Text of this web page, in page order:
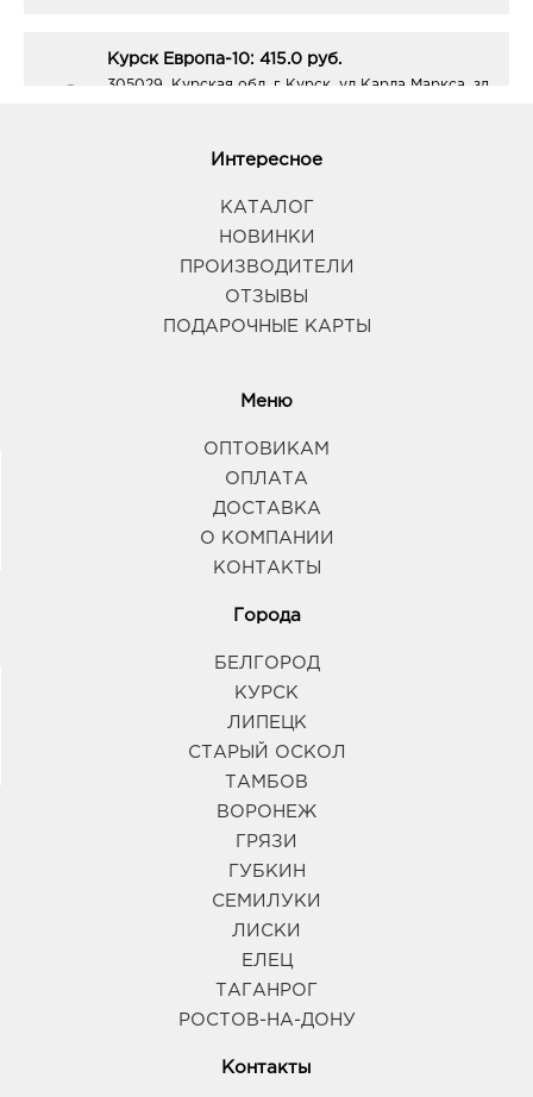
Курск Европа-10: 415.0 руб.
305029, Курская обл, г Курск, ул Карла Маркса, зд.
Интересное
КАТАЛОГ
НОВИНКИ
ПРОИЗВОДИТЕЛИ
ОТЗЫВЫ
ПОДАРОЧНЫЕ КАРТЫ
Меню
ОПТОВИКАМ
ОПЛАТА
ДОСТАВКА
О КОМПАНИИ
КОНТАКТЫ
Города
БЕЛГОРОД
КУРСК
ЛИПЕЦК
СТАРЫЙ ОСКОЛ
ТАМБОВ
ВОРОНЕЖ
ГРЯЗИ
ГУБКИН
СЕМИЛУКИ
ЛИСКИ
ЕЛЕЦ
ТАГАНРОГ
РОСТОВ-НА-ДОНУ
Контакты